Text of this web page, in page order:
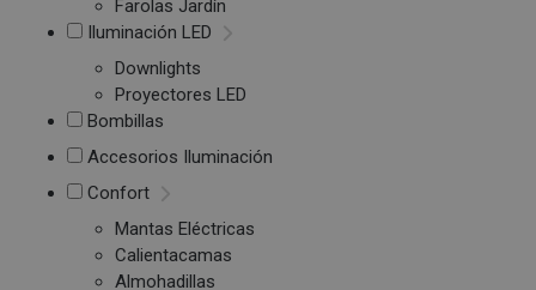
Farolas Jardín
Iluminación LED
Downlights
Proyectores LED
Bombillas
Accesorios Iluminación
Confort
Mantas Eléctricas
Calientacamas
Almohadillas